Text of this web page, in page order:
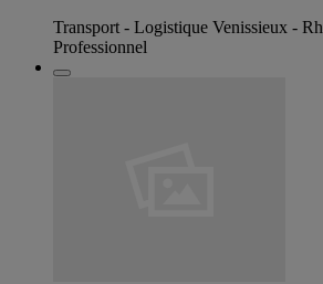
Transport - Logistique Venissieux -
Professionnel